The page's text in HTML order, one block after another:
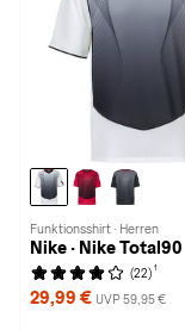
Funktionsshirt · Herren
Nike · Nike Total90
(22) 1
29,99 € UVP 59,95 €